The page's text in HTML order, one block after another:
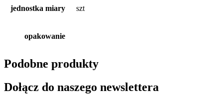
jednostka miary szt
opakowanie
Podobne produkty
Dołącz do naszego newslettera